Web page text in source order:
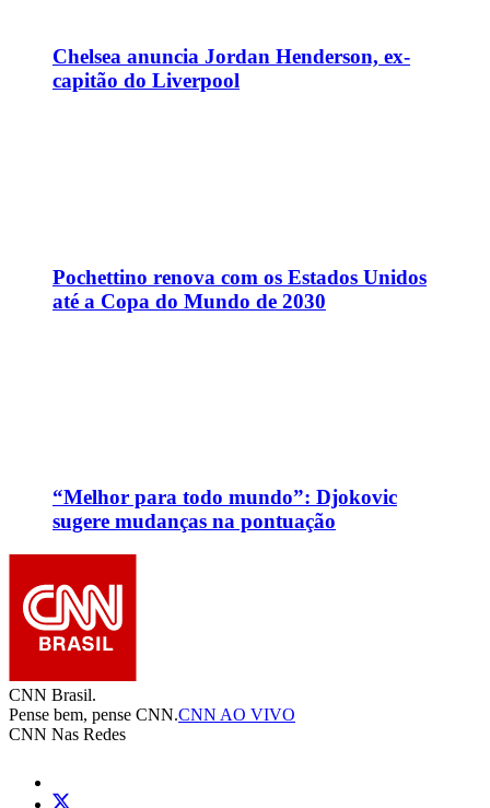
Chelsea anuncia Jordan Henderson, ex-
capitão do Liverpool
Pochettino renova com os Estados Unidos
até a Copa do Mundo de 2030
“Melhor para todo mundo”: Djokovic
sugere mudanças na pontuação
CNN Brasil.
Pense bem, pense CNN.CNN AO VIVO
CNN Nas Redes